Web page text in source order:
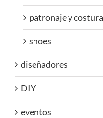
patronaje y costura
shoes
diseñadores
DIY
eventos